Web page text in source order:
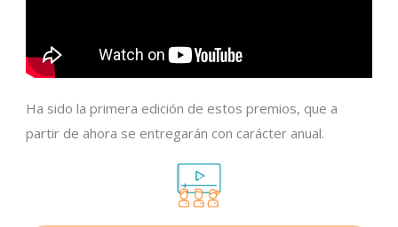
Ha sido la primera edición de estos premios, que a
partir de ahora se entregarán con carácter anual.